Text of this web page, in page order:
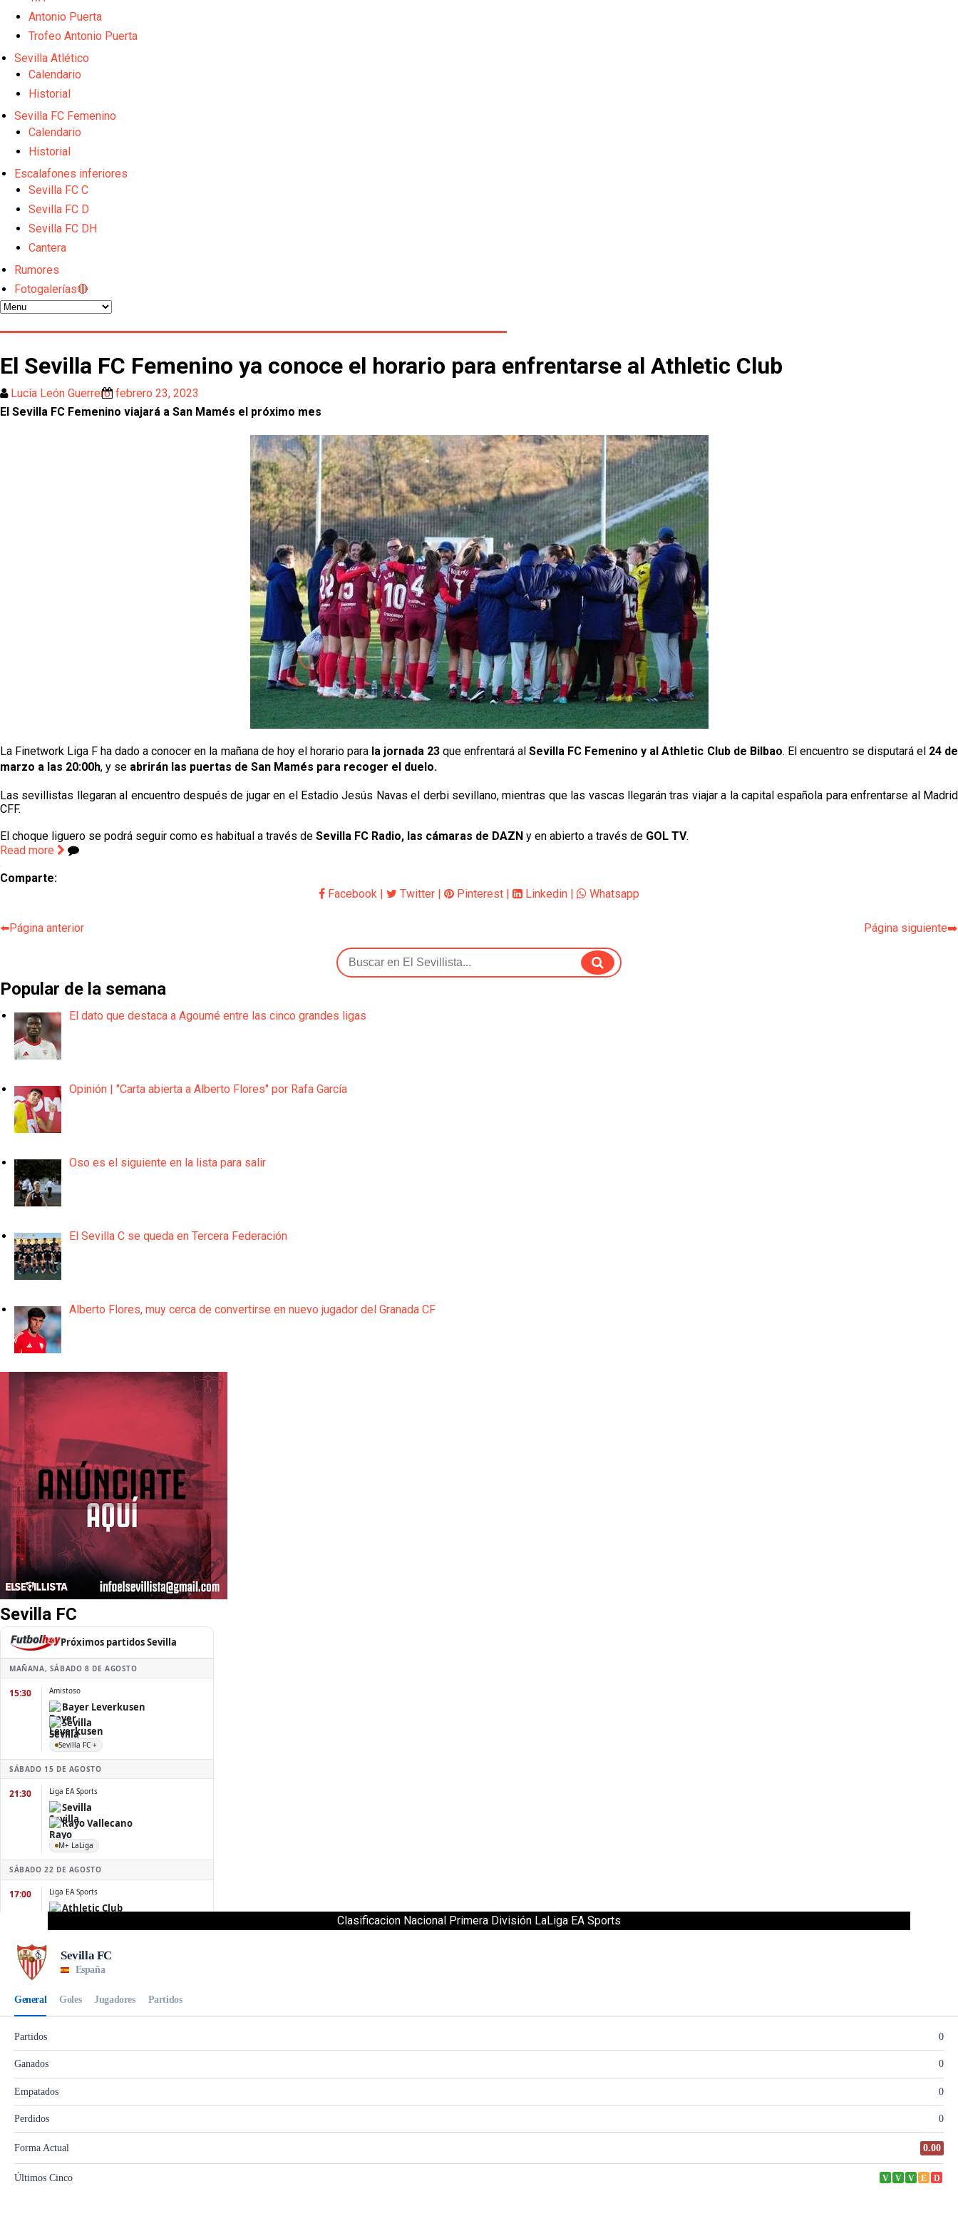
El Sevilla FC empieza a inscribir a los nuevos fichajes
Opinión | "Carta abierta a Alberto Flores" por Rafa García
El Sevilla oficializa el traspaso de Sow
Miguel Sierra: La temporada pasada se vio reflejado que podemos tirar para delante y trabajamos con ilusión
Diomande ya es madridista mientras Rodri agita el mercado
Antonio Puerta
Trofeo Antonio Puerta
Sevilla Atlético
Calendario
Historial
Sevilla FC Femenino
Calendario
Historial
Escalafones inferiores
Sevilla FC C
Sevilla FC D
Sevilla FC DH
Cantera
Rumores
Fotogalerías🔴
El Sevilla FC Femenino ya conoce el horario para enfrentarse al Athletic Club
Lucía León Guerrero febrero 23, 2023
El Sevilla FC Femenino viajará a San Mamés el próximo mes
La Finetwork Liga F ha dado a conocer en la mañana de hoy el horario para la jornada 23que enfrentará alSevilla FC Femenino y al Athletic Club de Bilbao. El encuentro se disputará el 24 de
marzo a las 20:00h, y se abrirán las puertas de San Mamés para recoger el duelo.
Las sevillistas llegaran al encuentro después de jugar en el Estadio Jesús Navas el derbi sevillano, mientras que las vascas llegarán tras viajar a la capital española para enfrentarse al Madrid
CFF.
El choque liguero se podrá seguir como es habitual a través de Sevilla FC Radio, las cámaras de DAZN y en abierto a través de GOL TV.
Read more
Comparte:
Facebook | Twitter | Pinterest | Linkedin | Whatsapp
⬅️Página anterior Página siguiente➡️
Popular de la semana
El dato que destaca a Agoumé entre las cinco grandes ligas
Opinión | "Carta abierta a Alberto Flores" por Rafa García
Oso es el siguiente en la lista para salir
El Sevilla C se queda en Tercera Federación
Alberto Flores, muy cerca de convertirse en nuevo jugador del Granada CF
Sevilla FC
Clasificacion Nacional Primera División LaLiga EA Sports